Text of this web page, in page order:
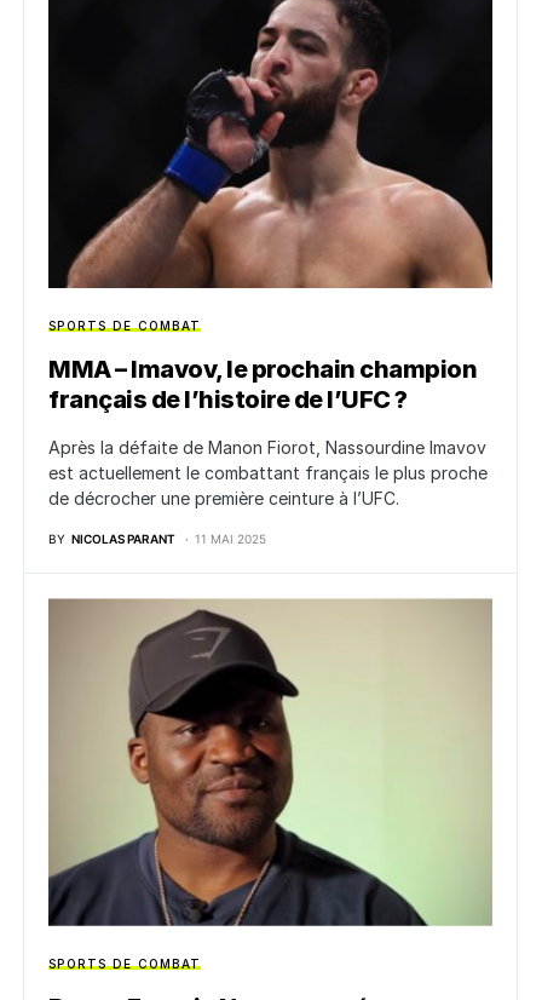
SPORTS DE COMBAT
MMA – Imavov, le prochain champion
français de l’histoire de l’UFC ?
Après la défaite de Manon Fiorot, Nassourdine Imavov
est actuellement le combattant français le plus proche
de décrocher une première ceinture à l’UFC.
BY NICOLAS PARANT 11 MAI 2025
SPORTS DE COMBAT